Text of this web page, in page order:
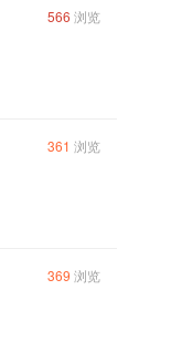
566 浏览
361 浏览
369 浏览